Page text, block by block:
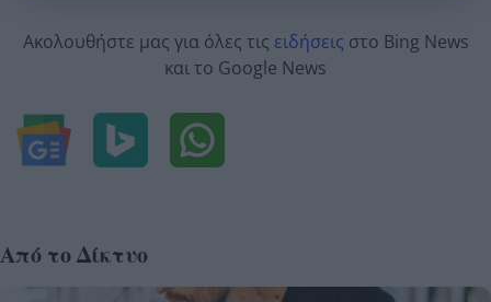
Ακολουθήστε μας για όλες τις ειδήσεις στο Bing News
και το Google News
Από το Δίκτυο